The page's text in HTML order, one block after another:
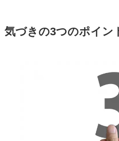
気づきの3つのポイン